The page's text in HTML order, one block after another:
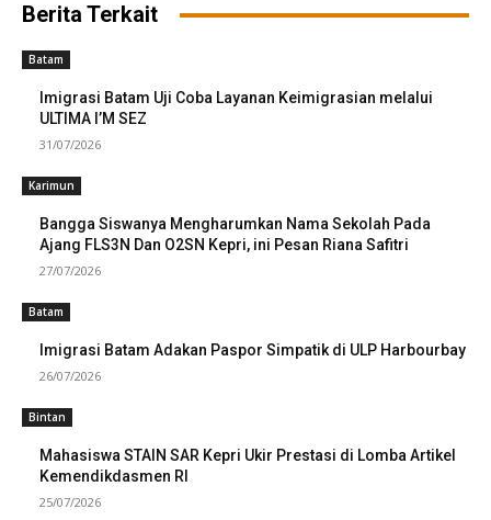
Berita Terkait
Batam
Imigrasi Batam Uji Coba Layanan Keimigrasian melalui
ULTIMA I’M SEZ
31/07/2026
Karimun
Bangga Siswanya Mengharumkan Nama Sekolah Pada
Ajang FLS3N Dan O2SN Kepri, ini Pesan Riana Safitri
27/07/2026
Batam
Imigrasi Batam Adakan Paspor Simpatik di ULP Harbourbay
26/07/2026
Bintan
Mahasiswa STAIN SAR Kepri Ukir Prestasi di Lomba Artikel
Kemendikdasmen RI
25/07/2026